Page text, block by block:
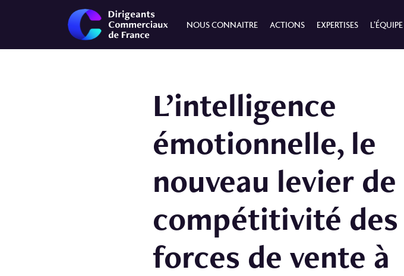
NOUS CONNAITRE ACTIONS EXPERTISES L’ÉQUIPE
L’intelligence
émotionnelle, le
nouveau levier de
compétitivité des
forces de vente à